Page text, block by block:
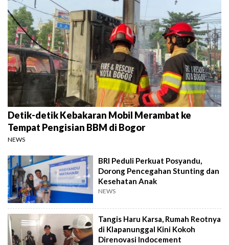
Detik-detik Kebakaran Mobil Merambat ke
Tempat Pengisian BBM di Bogor
NEWS
BRI Peduli Perkuat Posyandu,
Dorong Pencegahan Stunting dan
Kesehatan Anak
NEWS
Tangis Haru Karsa, Rumah Reotnya
di Klapanunggal Kini Kokoh
Direnovasi Indocement